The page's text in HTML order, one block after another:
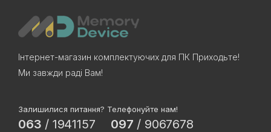
Інтернет-магазин комплектуючих для ПК Приходьте!
Ми завжди раді Вам!
Залишилися питання? Телефонуйте нам!
063 / 1941157 097 / 9067678